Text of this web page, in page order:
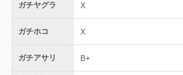
ガチヤグラ X
ガチホコ X
ガチアサリ B+